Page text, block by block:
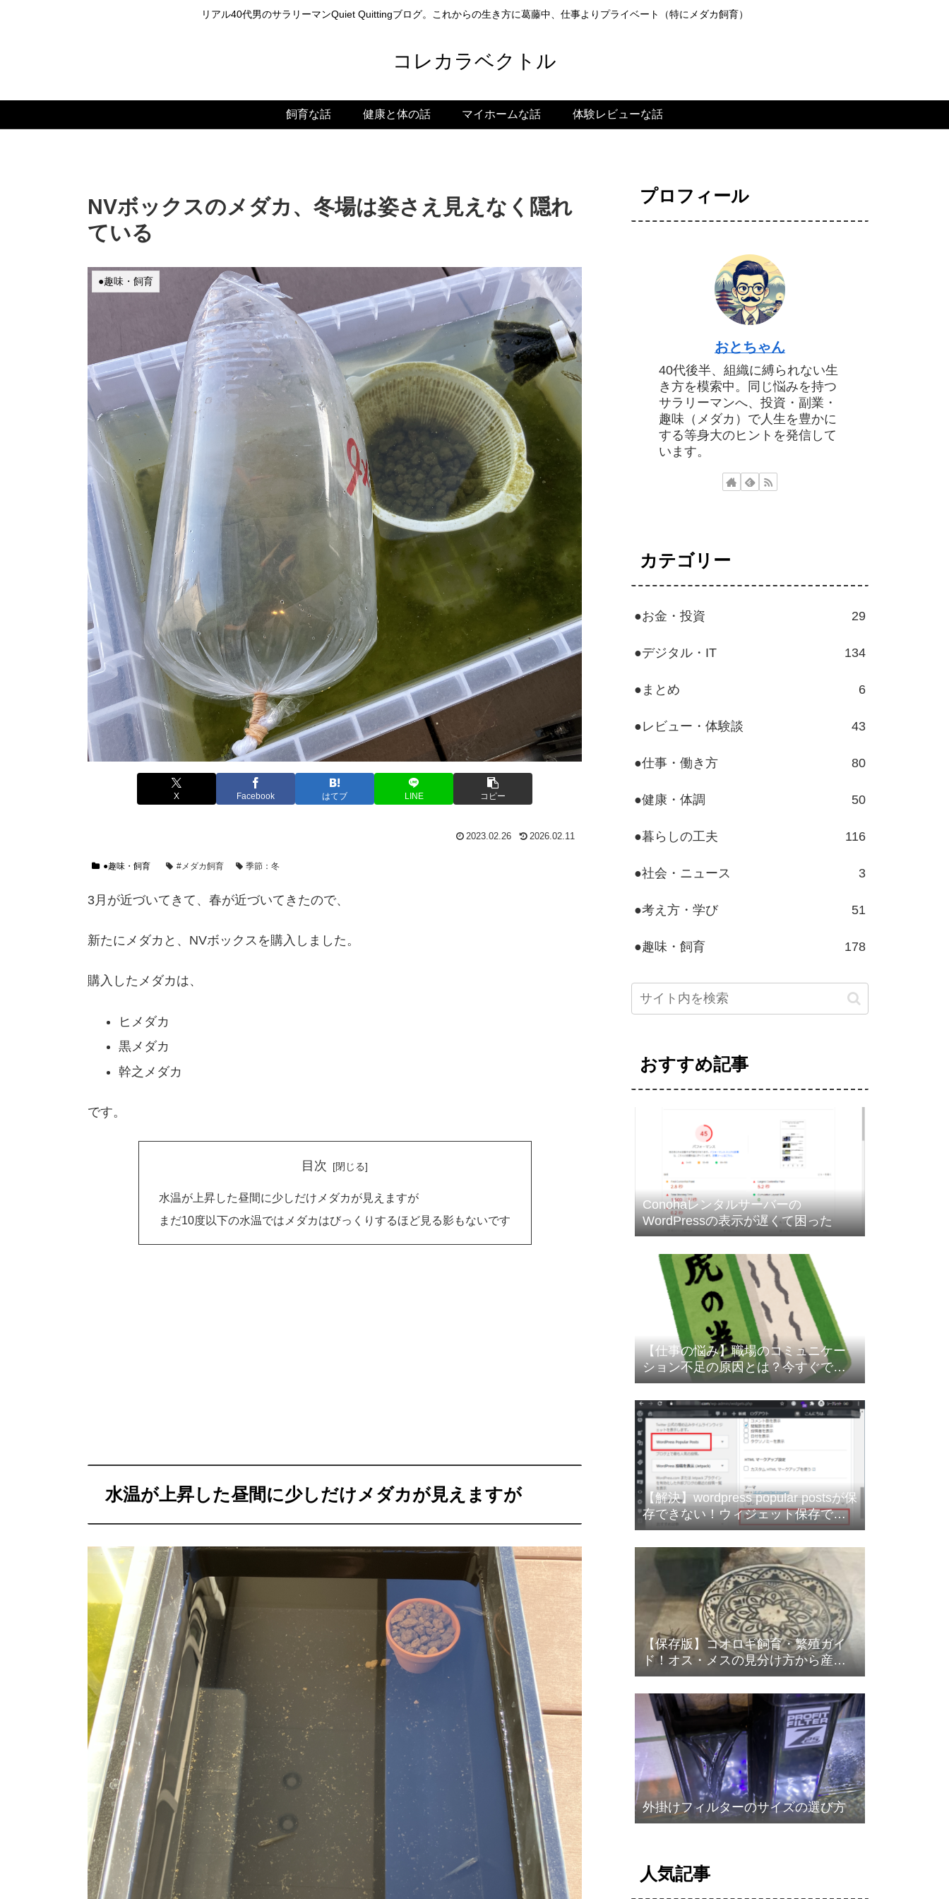
リアル40代男のサラリーマンQuiet Quittingブログ。これからの生き方に葛藤中、仕事よりプライベート（特にメダカ飼育）
コレカラベクトル
飼育な話 健康と体の話 マイホームな話 体験レビューな話
NVボックスのメダカ、冬場は姿さえ見えなく隠れ
ている
●趣味・飼育
X Facebook はてブ LINE コピー
2023.02.26 2026.02.11
●趣味・飼育 #メダカ飼育 季節：冬
3月が近づいてきて、春が近づいてきたので、
新たにメダカと、NVボックスを購入しました。
購入したメダカは、
ヒメダカ
黒メダカ
幹之メダカ
です。
目次
水温が上昇した昼間に少しだけメダカが見えますが
まだ10度以下の水温ではメダカはびっくりするほど見る影もないです
水温が上昇した昼間に少しだけメダカが見えますが
プロフィール
おとちゃん
40代後半、組織に縛られない生
き方を模索中。同じ悩みを持つ
サラリーマンへ、投資・副業・
趣味（メダカ）で人生を豊かに
する等身大のヒントを発信して
います。
カテゴリー
●お金・投資 29
●デジタル・IT 134
●まとめ 6
●レビュー・体験談 43
●仕事・働き方 80
●健康・体調 50
●暮らしの工夫 116
●社会・ニュース 3
●考え方・学び 51
●趣味・飼育 178
おすすめ記事
Conohaレンタルサーバーの
WordPressの表示が遅くて困った
【仕事の悩み】職場のコミュニケー
ション不足の原因とは？今すぐでき
る改善策と5W1H活用術
【解決】wordpress popular postsが保
存できない！ウィジェット保存でく
るくる回る
【保存版】コオロギ飼育・繁殖ガイ
ド！オス・メスの見分け方から産卵
まで徹底解説！
外掛けフィルターのサイズの選び方
人気記事